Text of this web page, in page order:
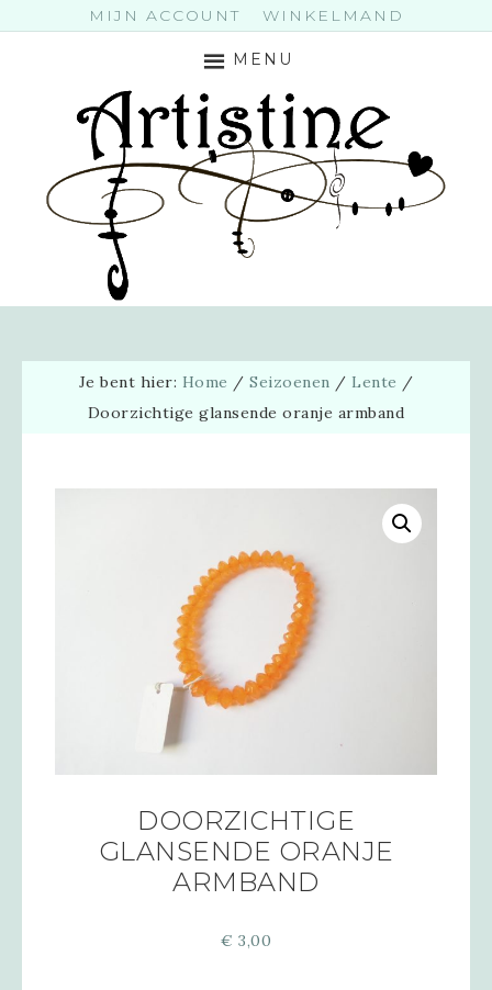
MIJN ACCOUNT WINKELMAND
MENU
Je bent hier: Home / Seizoenen / Lente /
Doorzichtige glansende oranje armband
DOORZICHTIGE
GLANSENDE ORANJE
ARMBAND
€ 3,00